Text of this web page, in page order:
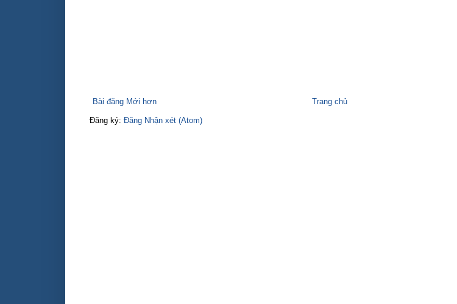
Bài đăng Mới hơn Trang chủ
Đăng ký: Đăng Nhận xét (Atom)